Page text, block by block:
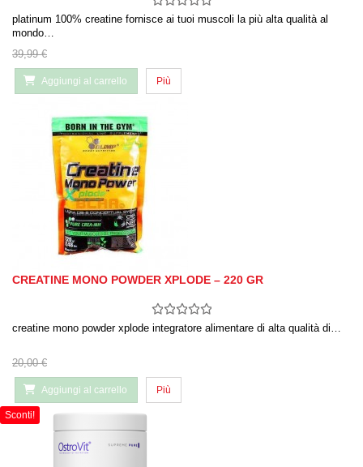
platinum 100% creatine fornisce ai tuoi muscoli la più alta qualità al
mondo…
39,99 €
Aggiungi al carrello Più
CREATINE MONO POWDER XPLODE – 220 GR
creatine mono powder xplode integratore alimentare di alta qualità di…
20,00 €
Aggiungi al carrello Più
Sconti!